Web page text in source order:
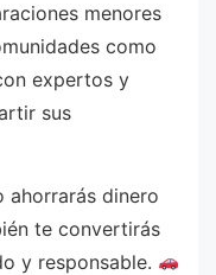
menores
como
expertos y
sus
ahorrarás dinero
te convertirás
y responsable.